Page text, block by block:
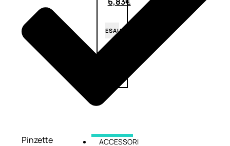
ESAURITO
ACCESSORI
Pinzette